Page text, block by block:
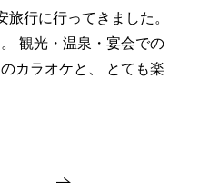
行に行ってきました。
観光・温泉・宴会での
カラオケと、 とても楽